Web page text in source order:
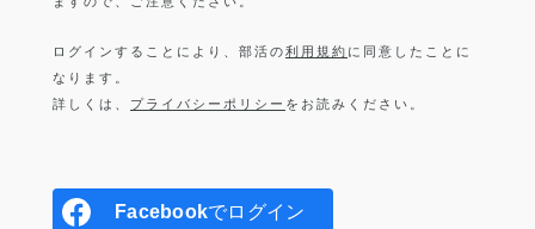
ログインすることにより、部活の利用規約 に同意したことに
なります。
詳しくは、 プライバシーポリシー をお読みください。
Facebookでログイン